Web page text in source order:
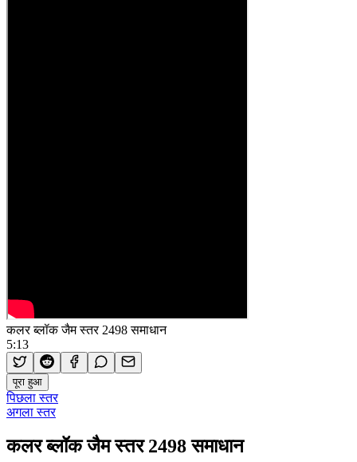
कलर ब्लॉक जैम स्तर 2498 समाधान
5:13
पूरा हुआ
पिछला स्तर
अगला स्तर
कलर ब्लॉक जैम स्तर 2498 समाधान